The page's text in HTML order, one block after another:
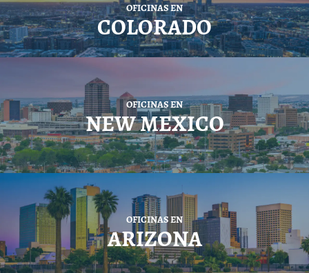
OFICINAS EN
COLORADO
OFICINAS EN
NEW MEXICO
OFICINAS EN
ARIZONA